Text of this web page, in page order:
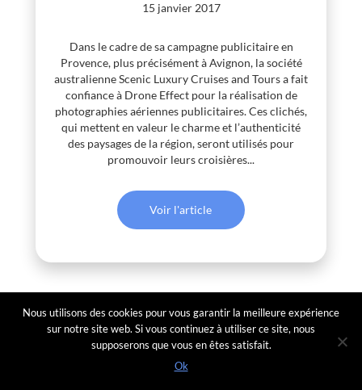
15 janvier 2017
Dans le cadre de sa campagne publicitaire en
Provence, plus précisément à Avignon, la société
australienne Scenic Luxury Cruises and Tours a fait
confiance à Drone Effect pour la réalisation de
photographies aériennes publicitaires. Ces clichés,
qui mettent en valeur le charme et l’authenticité
des paysages de la région, seront utilisés pour
promouvoir leurs croisières...
Voir l'article
Nous utilisons des cookies pour vous garantir la meilleure expérience
sur notre site web. Si vous continuez à utiliser ce site, nous
supposerons que vous en êtes satisfait.
Ok